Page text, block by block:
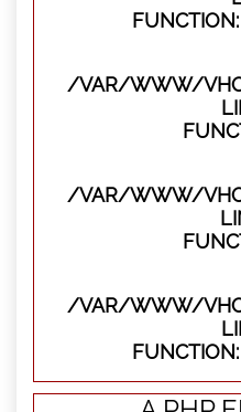
/VAR/WWW/
/VAR/WWW/
/VAR/WWW/